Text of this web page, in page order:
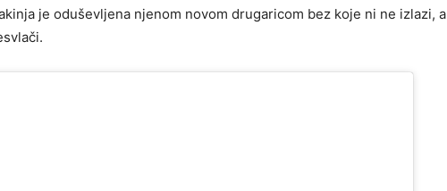
je oduševljena njenom novom drugaricom bez koje ni ne izlazi, a